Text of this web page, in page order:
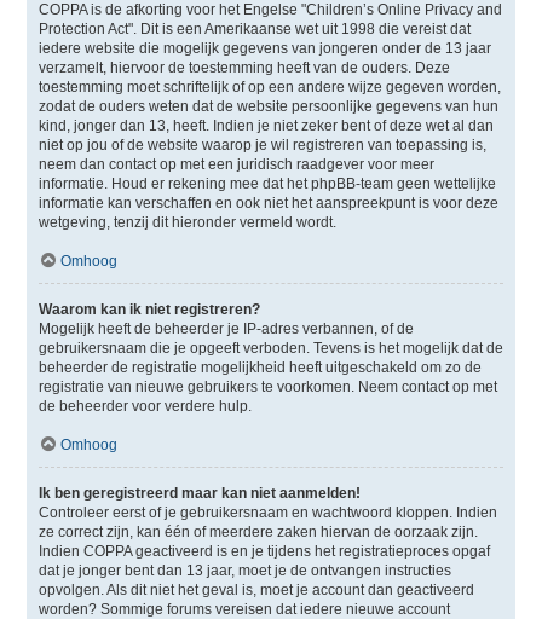
COPPA is de afkorting voor het Engelse "Children’s Online Privacy and
Protection Act". Dit is een Amerikaanse wet uit 1998 die vereist dat
iedere website die mogelijk gegevens van jongeren onder de 13 jaar
verzamelt, hiervoor de toestemming heeft van de ouders. Deze
toestemming moet schriftelijk of op een andere wijze gegeven worden,
zodat de ouders weten dat de website persoonlijke gegevens van hun
kind, jonger dan 13, heeft. Indien je niet zeker bent of deze wet al dan
niet op jou of de website waarop je wil registreren van toepassing is,
neem dan contact op met een juridisch raadgever voor meer
informatie. Houd er rekening mee dat het phpBB-team geen wettelijke
informatie kan verschaffen en ook niet het aanspreekpunt is voor deze
wetgeving, tenzij dit hieronder vermeld wordt.
Omhoog
Waarom kan ik niet registreren?
Mogelijk heeft de beheerder je IP-adres verbannen, of de
gebruikersnaam die je opgeeft verboden. Tevens is het mogelijk dat de
beheerder de registratie mogelijkheid heeft uitgeschakeld om zo de
registratie van nieuwe gebruikers te voorkomen. Neem contact op met
de beheerder voor verdere hulp.
Omhoog
Ik ben geregistreerd maar kan niet aanmelden!
Controleer eerst of je gebruikersnaam en wachtwoord kloppen. Indien
ze correct zijn, kan één of meerdere zaken hiervan de oorzaak zijn.
Indien COPPA geactiveerd is en je tijdens het registratieproces opgaf
dat je jonger bent dan 13 jaar, moet je de ontvangen instructies
opvolgen. Als dit niet het geval is, moet je account dan geactiveerd
worden? Sommige forums vereisen dat iedere nieuwe account